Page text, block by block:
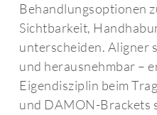
Behandlungsoptionen
Sichtbarkeit,
unterscheiden. Aligner
und herausnehmbar –
Eigendisziplin beim
und DAMON-Brackets